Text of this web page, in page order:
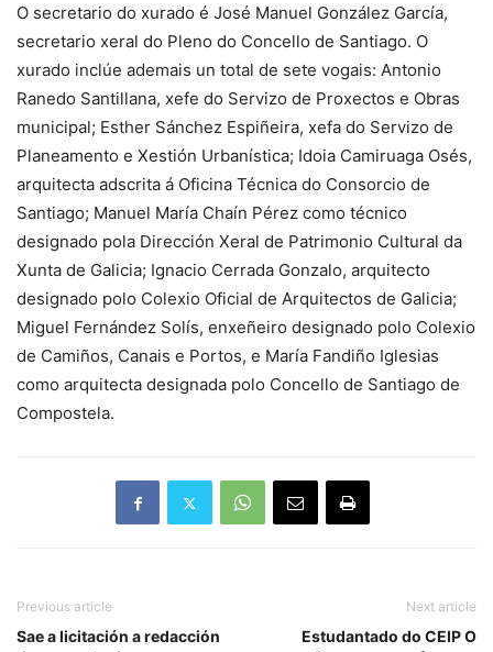
O secretario do xurado é José Manuel González García,
secretario xeral do Pleno do Concello de Santiago. O
xurado inclúe ademais un total de sete vogais: Antonio
Ranedo Santillana, xefe do Servizo de Proxectos e Obras
municipal; Esther Sánchez Espiñeira, xefa do Servizo de
Planeamento e Xestión Urbanística; Idoia Camiruaga Osés,
arquitecta adscrita á Oficina Técnica do Consorcio de
Santiago; Manuel María Chaín Pérez como técnico
designado pola Dirección Xeral de Patrimonio Cultural da
Xunta de Galicia; Ignacio Cerrada Gonzalo, arquitecto
designado polo Colexio Oficial de Arquitectos de Galicia;
Miguel Fernández Solís, enxeñeiro designado polo Colexio
de Camiños, Canais e Portos, e María Fandiño Iglesias
como arquitecta designada polo Concello de Santiago de
Compostela.
Previous article
Sae a licitación a redacción
Next article
Estudantado do CEIP O